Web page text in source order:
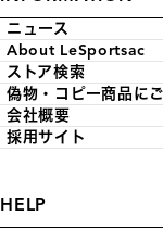
ニュース
About LeSportsac
ストア検索
偽物・コピー商品に
会社概要
採用サイト
HELP